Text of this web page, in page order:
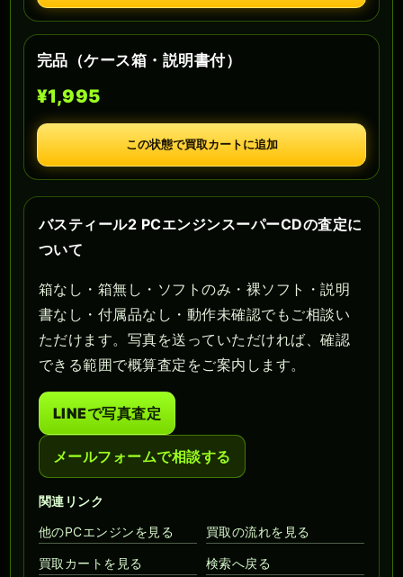
完品（ケース箱・説明書付）
¥1,995
この状態で買取カートに追加
バスティール2 PCエンジンスーパーCDの査定に
ついて
箱なし・箱無し・ソフトのみ・裸ソフト・説明
書なし・付属品なし・動作未確認でもご相談い
ただけます。写真を送っていただければ、確認
できる範囲で概算査定をご案内します。
LINEで写真査定
メールフォームで相談する
関連リンク
他のPCエンジンを見る
買取の流れを見る
買取カートを見る 検索へ戻る